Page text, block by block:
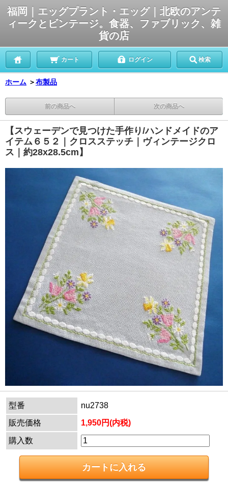
福岡｜エッグプラント・エッグ｜北欧のアンテ
ィークとビンテージ。食器、ファブリック、雑
貨の店
カート ログイン 検索
ホーム ＞布製品
前の商品へ 次の商品へ
【スウェーデンで見つけた手作り/ハンドメイドのア
イテム６５２｜クロスステッチ｜ヴィンテージクロ
ス｜約28x28.5cm】
型番
nu2738
販売価格
1,950円(内税)
購入数